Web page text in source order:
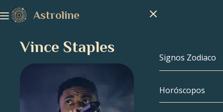
Astroline
Signos Zodiaco
Signos
Horóscopos
Vince Staples